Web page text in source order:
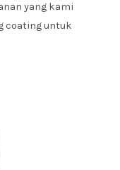
yang kami
coating untuk